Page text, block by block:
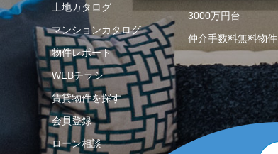
土地カタログ
マンションカタログ
物件レポート
WEBチラシ
賃貸物件を探す
会員登録
ローン相談
3000万円台
仲介手数料無料物件